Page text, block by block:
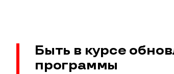
Быть в курсе
программы